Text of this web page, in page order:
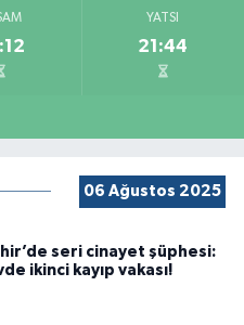
YATSI
21:44
06 Ağustos 2025
seri cinayet şüphesi:
ikinci kayıp vakası!